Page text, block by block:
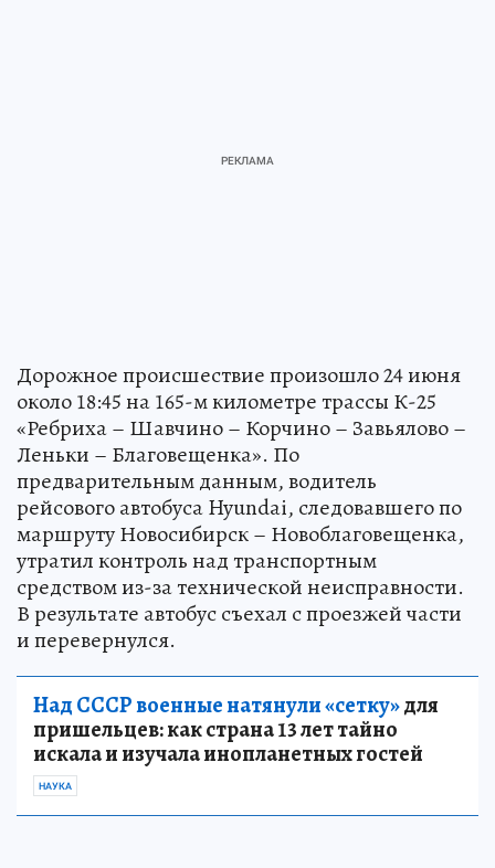
Дорожное происшествие произошло 24 июня
около 18:45 на 165-м километре трассы К-25
«Ребриха – Шавчино – Корчино – Завьялово –
Леньки – Благовещенка». По
предварительным данным, водитель
рейсового автобуса Hyundai, следовавшего по
маршруту Новосибирск – Новоблаговещенка,
утратил контроль над транспортным
средством из-за технической неисправности.
В результате автобус съехал с проезжей части
и перевернулся.
Над СССР военные натянули «сетку»для
пришельцев: как страна 13 лет тайно
искала и изучала инопланетных гостей
НАУКА